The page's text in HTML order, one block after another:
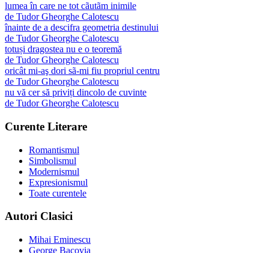
lumea în care ne tot cãutãm inimile
de Tudor Gheorghe Calotescu
înainte de a descifra geometria destinului
de Tudor Gheorghe Calotescu
totuși dragostea nu e o teoremă
de Tudor Gheorghe Calotescu
oricât mi-aş dori sã-mi fiu propriul centru
de Tudor Gheorghe Calotescu
nu vă cer să priviți dincolo de cuvinte
de Tudor Gheorghe Calotescu
Curente Literare
Romantismul
Simbolismul
Modernismul
Expresionismul
Toate curentele
Autori Clasici
Mihai Eminescu
George Bacovia